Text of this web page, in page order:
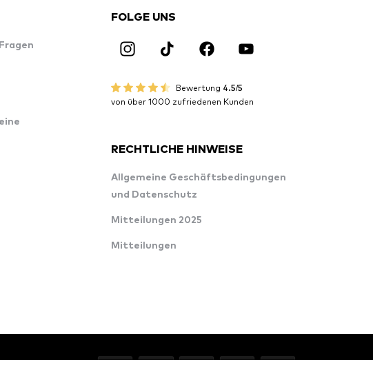
FOLGE UNS
Bewertung 4.5/5
von über 1000 zufriedenen Kunden
RECHTLICHE HINWEISE
Allgemeine Geschäftsbedingungen
und Datenschutz
Mitteilungen 2025
Mitteilungen